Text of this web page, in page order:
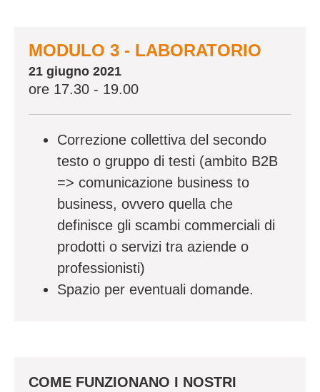
MODULO 3 - LABORATORIO
21 giugno 2021
ore 17.30 - 19.00
Correzione collettiva del secondo
testo o gruppo di testi (ambito B2B
=> comunicazione business to
business, ovvero quella che
definisce gli scambi commerciali di
prodotti o servizi tra aziende o
professionisti)
Spazio per eventuali domande.
COME FUNZIONANO I NOSTRI